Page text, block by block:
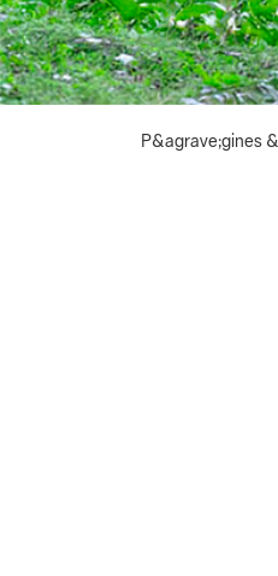
P&agrave;gines